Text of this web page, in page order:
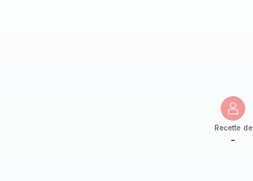
Recette de
-